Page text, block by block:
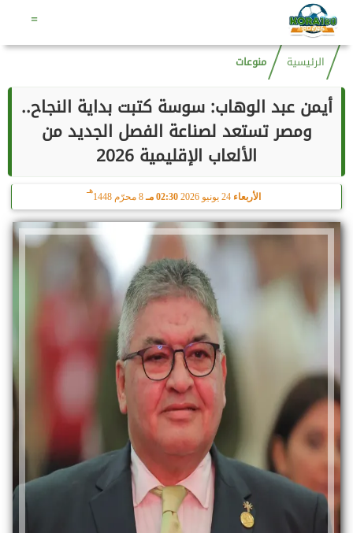
=
الرئيسية منوعات
أيمن عبد الوهاب: سوسة كتبت بداية النجاح..
ومصر تستعد لصناعة الفصل الجديد من
الألعاب الإقليمية 2026
الأربعاء 24 يونيو 2026 02:30 مـ 8 محرّم 1448
هـ